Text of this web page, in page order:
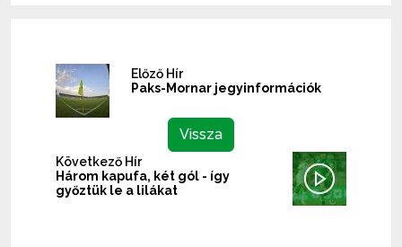
Előző Hír
Paks-Mornar jegyinformációk
Vissza
Következő Hír
Három kapufa, két gól - így
győztük le a lilákat